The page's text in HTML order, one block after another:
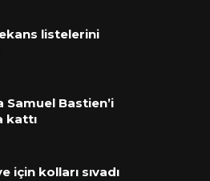
listelerini
Samuel Bastien’i
kattı
için kolları sıvadı